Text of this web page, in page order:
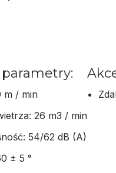
m / min
26 m3 / min
54/62 dB (A)
± 5 °